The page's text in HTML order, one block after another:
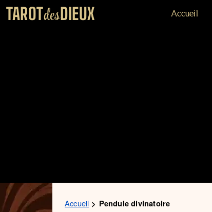
TAROTdesDIEUX Accueil
Accueil Pendule divinatoire